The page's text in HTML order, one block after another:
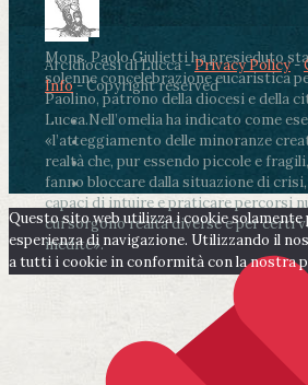
Mons. Paolo Giulietti ha presieduto
solenne concelebrazione eucaristica
Paolino, patrono della diocesi e della
Lucca.Nell’omelia ha indicato come
«l’atteggiamento delle minoranze
realtà che, pur essendo piccole e
fanno bloccare dalla situazione di
capaci di intuire e praticare percorsi
cui sorgono realtà diverse e per certi
inedite».
Arcidiocesi di Lucca -Privacy Policy-
Info- Copyright reserved
Questo sito web utilizza i cookie
esperienza di navigazione. Utilizzando il
a tutti i cookie in conformità con la nostra